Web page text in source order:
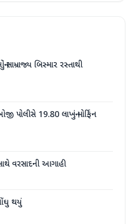
બિસ્માર રસ્તાથી
પોલીસે 19.80 લાખનું મોર્ફિન
વરસાદની આગાહી
થયું